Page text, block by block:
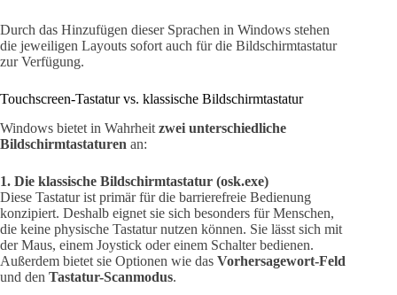
Durch das Hinzufügen dieser Sprachen in Windows stehen
die jeweiligen Layouts sofort auch für die Bildschirmtastatur
zur Verfügung.
Touchscreen-Tastatur vs. klassische Bildschirmtastatur
Windows bietet in Wahrheit zwei unterschiedliche
Bildschirmtastaturen an:
1. Die klassische Bildschirmtastatur (osk.exe)
Diese Tastatur ist primär für die barrierefreie Bedienung
konzipiert. Deshalb eignet sie sich besonders für Menschen,
die keine physische Tastatur nutzen können. Sie lässt sich mit
der Maus, einem Joystick oder einem Schalter bedienen.
Außerdem bietet sie Optionen wie das Vorhersagewort-Feld
und den Tastatur-Scanmodus.